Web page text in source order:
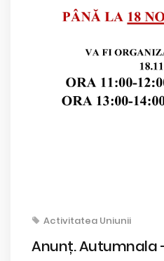
Activitatea Uniunii
Anunț. Autumnala